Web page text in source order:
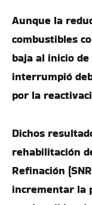
Aunque la
combustibles
baja al inicio
interrumpió
por la
Dichos
rehabilitación
Refinación
incrementar la